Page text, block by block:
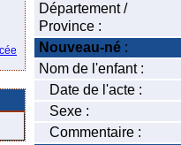
Département /
Province :
Nouveau-né :
Nom de l'enfant :
Date de l'acte :
Sexe :
Commentaire :